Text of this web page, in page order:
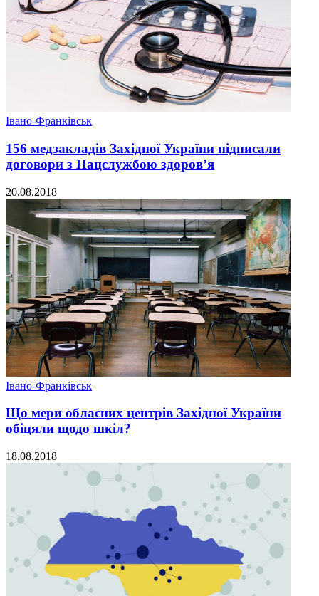
Івано-Франківськ
156 медзакладів Західної України підписали
договори з Нацслужбою здоров’я
20.08.2018
Івано-Франківськ
Що мери обласних центрів Західної України
обіцяли щодо шкіл?
18.08.2018